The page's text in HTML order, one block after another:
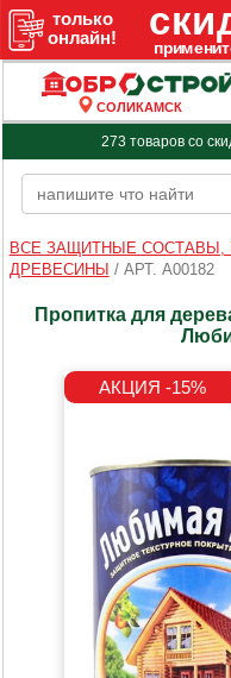
СОЛИКАМСК
273 товаров со
ВСЕ ЗАЩИТНЫЕ СОСТАВЫ,
ДРЕВЕСИНЫ / АРТ. A00182
Пропитка для